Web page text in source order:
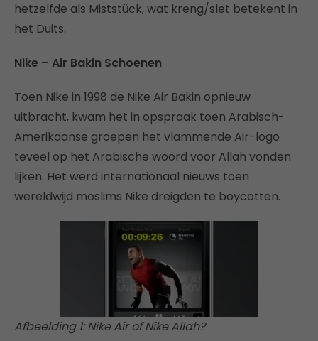
hetzelfde als Miststück, wat kreng/slet betekent in
het Duits.
Nike – Air Bakin Schoenen
Toen Nike in 1998 de Nike Air Bakin opnieuw
uitbracht, kwam het in opspraak toen Arabisch-
Amerikaanse groepen het vlammende Air-logo
teveel op het Arabische woord voor Allah vonden
lijken. Het werd internationaal nieuws toen
wereldwijd moslims Nike dreigden te boycotten.
Afbeelding 1: Nike Air of Nike Allah?